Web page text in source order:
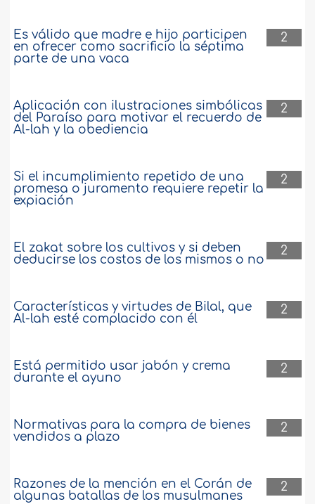
2
Es válido que madre e hijo participen
en ofrecer como sacrificio la séptima
parte de una vaca
2
Aplicación con ilustraciones simbólicas
del Paraíso para motivar el recuerdo de
Al-lah y la obediencia
2
Si el incumplimiento repetido de una
promesa o juramento requiere repetir la
expiación
2
El zakat sobre los cultivos y si deben
deducirse los costos de los mismos o no
2
Características y virtudes de Bilal, que
Al-lah esté complacido con él
2
Está permitido usar jabón y crema
durante el ayuno
2
Normativas para la compra de bienes
vendidos a plazo
2
Razones de la mención en el Corán de
algunas batallas de los musulmanes